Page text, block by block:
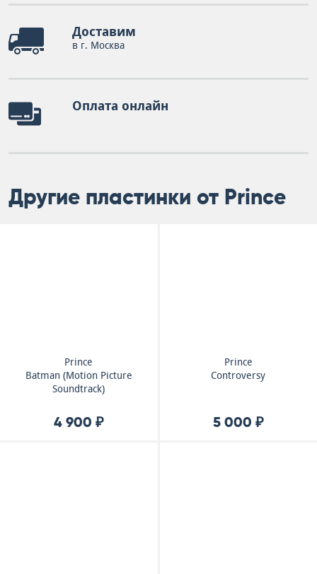
Доставим
в г. Москва
Оплата онлайн
Другие пластинки от Prince
Prince
Batman (Motion Picture
Soundtrack)
4 900 ₽
Prince
Controversy
5 000 ₽